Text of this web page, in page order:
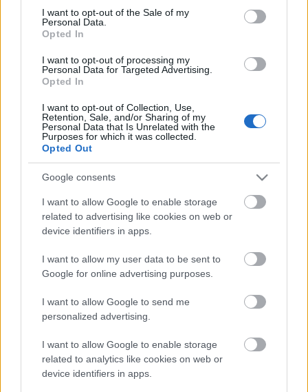
consent section.
I want to opt-out of the Sale of my
Personal Data.
Opted In
I want to opt-out of processing my
Personal Data for Targeted Advertising.
Opted In
I want to opt-out of Collection, Use,
Retention, Sale, and/or Sharing of my
Personal Data that Is Unrelated with the
Purposes for which it was collected.
Opted Out
Google consents
I want to allow Google to enable storage
related to advertising like cookies on web or
device identifiers in apps.
I want to allow my user data to be sent to
Google for online advertising purposes.
I want to allow Google to send me
personalized advertising.
I want to allow Google to enable storage
related to analytics like cookies on web or
device identifiers in apps.
Mivel a blog rendelkezik Google PR-értékkel és a
zárcsere budapestkeresőkérdéssel a hatalmas
konkurencia közepette a találati lista első negyven
találata között szerepel, így kiválóan alkalmas
public relations anyagok közlésére.
Ajánljuk:
Zárszervíz Bp - zárnyitás kulcs nélkül - salgó
polc szerelés
Címkék:zárcsere Budapest PR-cikk elhelyezés
Ajánlott bejegyzések:
Terasz építés, alapozás, padlózat